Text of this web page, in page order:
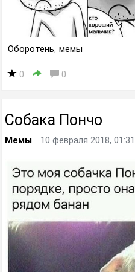
Оборотень, мемы
0 0
Собака Пончо
Мемы 10 февраля 2018, 01:31